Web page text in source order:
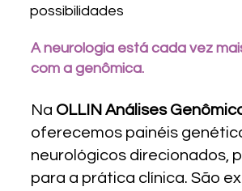
possibilidades
A neurologia está cada vez
com a genômica.
Na OLLIN Análises
oferecemos painéis
neurológicos direcionados,
para a prática clínica. São